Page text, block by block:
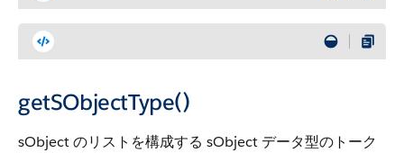
getSObjectType()
sObject のリストを構成する sObject データ型のトーク